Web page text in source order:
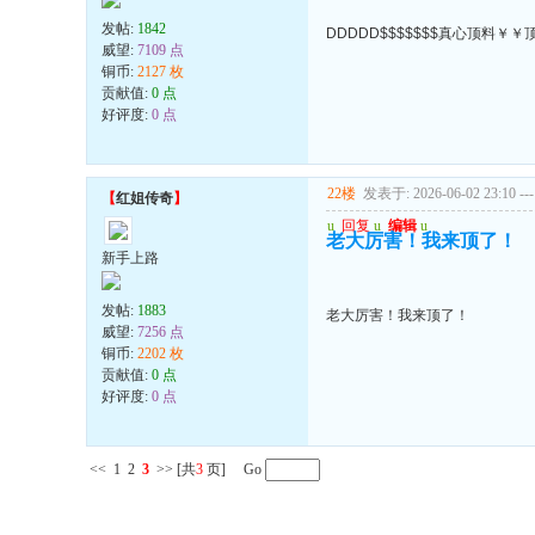
发帖: 1842
威望: 7109 点
铜币: 2127 枚
贡献值: 0 点
好评度: 0 点
DDDDD$$$$$$$真心顶料￥￥
【红姐传奇】
新手上路
发帖: 1883
威望: 7256 点
铜币: 2202 枚
贡献值: 0 点
好评度: 0 点
22楼 发表于: 2026-06-02 23:10 ---
u 回复 u 编辑 u
老大厉害！我来顶了！
老大厉害！我来顶了！
<< 1 2 3 >> [共3 页] Go